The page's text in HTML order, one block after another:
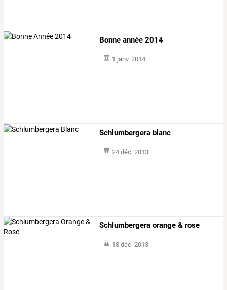
Bonne année 2014
1 janv. 2014
Schlumbergera blanc
24 déc. 2013
Schlumbergera orange & rose
18 déc. 2013